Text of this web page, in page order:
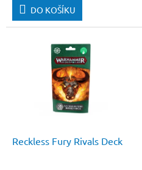
DO KOŠÍKU
Reckless Fury Rivals Deck